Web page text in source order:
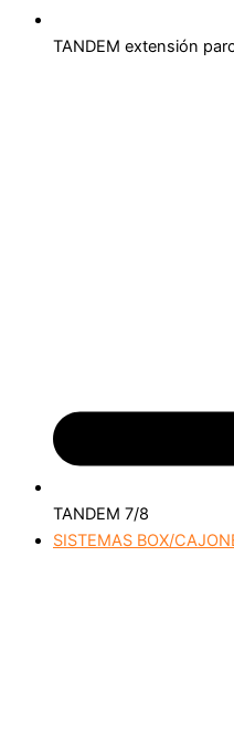
TANDEM extensión
TANDEM 7/8
SISTEMAS BOX/